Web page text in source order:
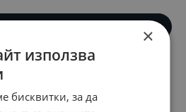
може да е от решаващо
визуално въздействие
външния му стил с тези
×
използва
бисквитки, за да